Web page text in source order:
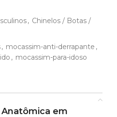
, Chinelos / Botas /
, mocassim-anti-derrapante ,
, mocassim-para-idoso
em